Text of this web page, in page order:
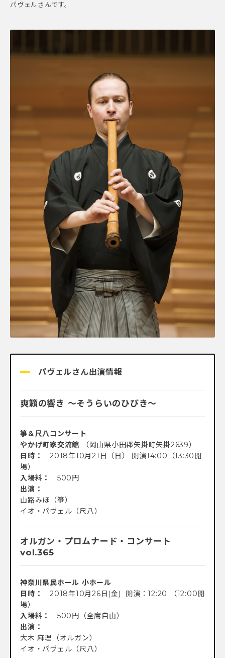
パヴェルさんです。
パヴェルさん出演情報
爽籟の響き ～そうらいのひびき～
箏＆尺八コンサート
やかげ町家交流館
（岡山県小田郡矢掛町矢掛2639）
日時： 2018年10月21日（日） 開演14:00（13:30開
場）
入場料： 500円
出演：
山路みほ（箏）
イオ・パヴェル（尺八）
オルガン・プロムナード・コンサート
vol.365
神奈川県民ホール 小ホール
日時： 2018年10月26日(金) 開演：12:20 （12:00開
場）
入場料： 500円（全席自由）
出演：
大木 麻理（オルガン）
イオ・パヴェル（尺八）